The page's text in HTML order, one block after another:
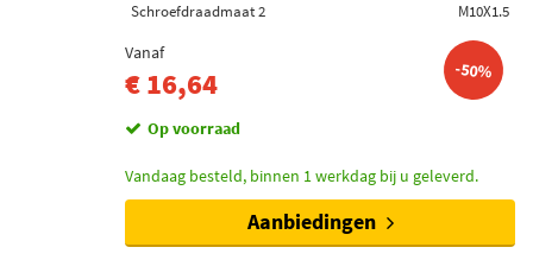
Schroefdraadmaat 2
M10X1.5
Vanaf
€ 16,64 -50%
Op voorraad
Vandaag besteld, binnen 1 werkdag bij u geleverd.
Aanbiedingen